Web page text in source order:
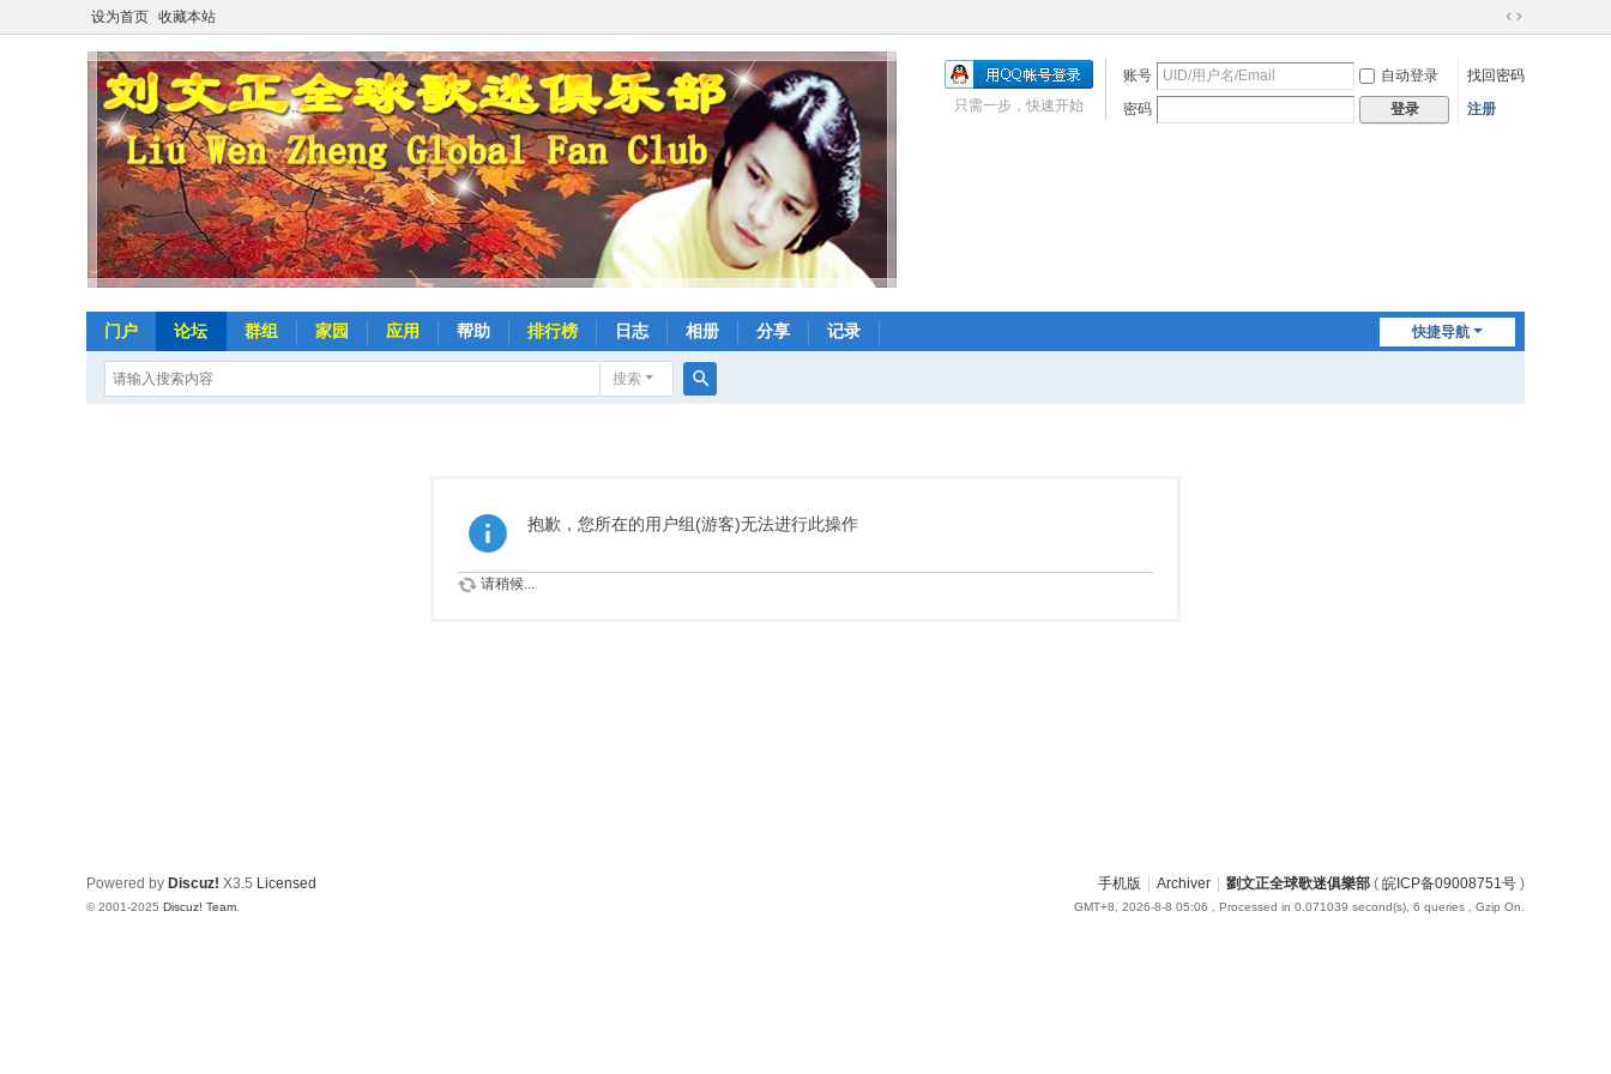
设为首页 收藏本站
切
到
账号 自动登录
找回密码
密码
登录 注册
只需一步，快速开始
快捷导航
门户 论坛 群组 家园 应用 帮助 排行榜 日志 相册 分享 记录
搜索
抱歉，您所在的用户组(游客)无法进行此操作
请稍候...
手机版 Archiver 劉文正全球歌迷俱樂部 ( 皖ICP备09008751号 )
GMT+8, 2026-8-8 05:06 , Processed in 0.071039 second(s), 6 queries , Gzip On.
Powered by Discuz! X3.5 Licensed
© 2001-2025 Discuz! Team